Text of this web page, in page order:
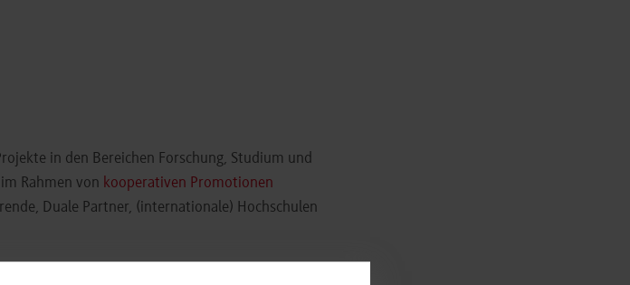
in den Bereichen Forschung, Studium und
Rahmen von kooperativen Promotionen
Duale Partner, (internationale) Hochschulen